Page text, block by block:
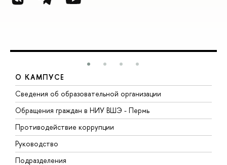
О КАМПУСЕ
Сведения об образовательной организации
Обращения граждан в НИУ ВШЭ - Пермь
Противодействие коррупции
Руководство
Подразделения